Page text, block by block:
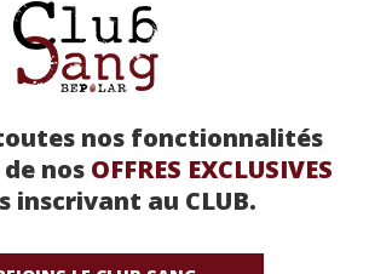
nos fonctionnalités
nos OFFRES EXCLUSIVES
inscrivant au CLUB.